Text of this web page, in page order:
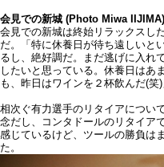
会見での新城 (Photo Miwa IIJIMA)
会見での新城は終始リラックスし
だ。「特に休養日が待ち遠しいと
るし、絶好調だ。まだ逃げに入れ
したいと思っている。休養日はあ
も、昨日はワインを２杯飲んだ(笑
相次ぐ有力選手のリタイアについ
念だし、コンタドールのリタイア
感じているけど、ツールの勝負は
た。